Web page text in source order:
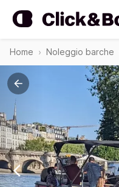
Home Noleggio barche